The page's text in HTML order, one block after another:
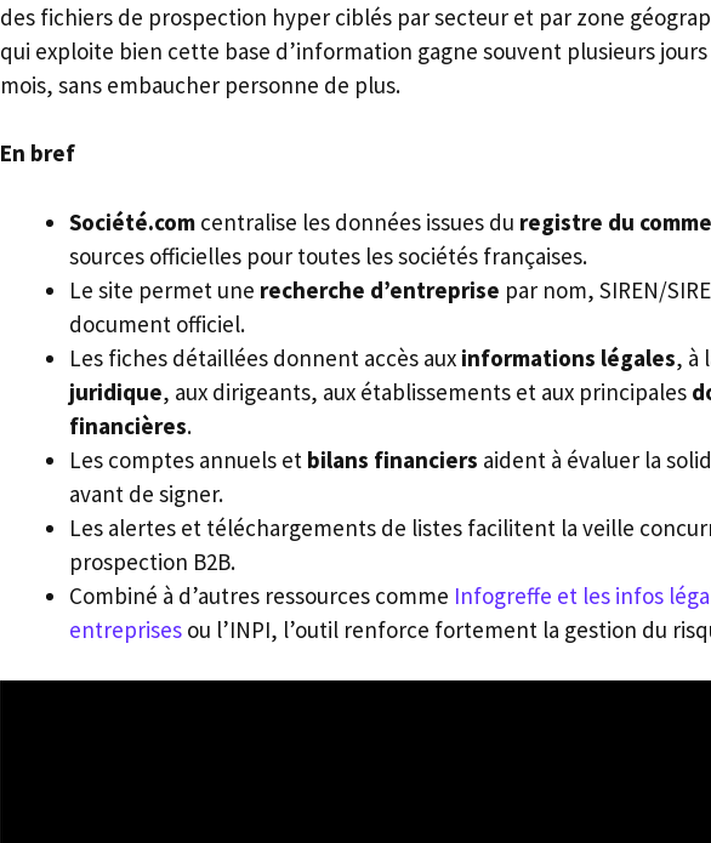
des fichiers de prospection hyper ciblés par secteur et par zone
qui exploite bien cette base d’information gagne souvent plusieurs
mois, sans embaucher personne de plus.
En bref
Société.com centralise les données issues du registre du
sources officielles pour toutes les sociétés françaises.
Le site permet une recherche d’entreprise par nom, SIREN/
document officiel.
Les fiches détaillées donnent accès aux informations légales, à
juridique, aux dirigeants, aux établissements et aux principales
financières.
Les comptes annuels et bilans financiers aident à évaluer la
avant de signer.
Les alertes et téléchargements de listes facilitent la veille
prospection B2B.
Combiné à d’autres ressources comme Infogreffe et les infos
entreprises ou l’INPI, l’outil renforce fortement la gestion du